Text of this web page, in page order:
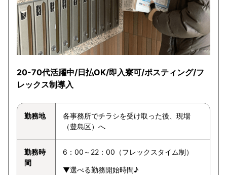
20-70代活躍中/日払OK/即入寮可/ポスティング/フ
レックス制導入
勤務地
各事務所でチラシを受け取った後、現場
（豊島区）へ
勤務時
間
6：00～22：00（フレックスタイム制）
▼選べる勤務開始時間♪